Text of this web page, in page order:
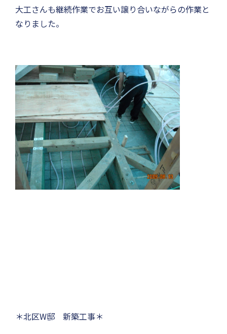
大工さんも継続作業でお互い譲り合いながらの作業と
なりました。
＊北区W邸 新築工事＊